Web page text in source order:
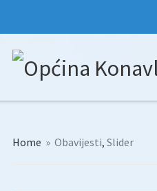
Home » Obavijesti, Slider